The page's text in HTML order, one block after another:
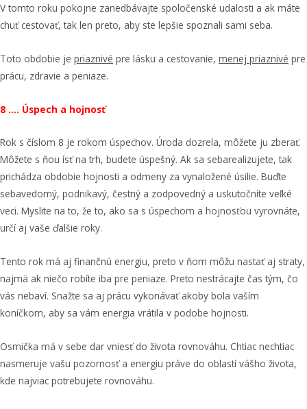
V tomto roku pokojne zanedbávajte spoločenské udalosti a ak máte
chuť cestovať, tak len preto, aby ste lepšie spoznali sami seba.
Toto obdobie je priaznivé pre lásku a cestovanie, menej priaznivé pre
prácu, zdravie a peniaze.
8 …. Úspech a hojnosť
Rok s číslom 8 je rokom úspechov. Úroda dozrela, môžete ju zberať.
Môžete s ňou ísť na trh, budete úspešný. Ak sa sebarealizujete, tak
prichádza obdobie hojnosti a odmeny za vynaložené úsilie. Buďte
sebavedomý, podnikavý, čestný a zodpovedný a uskutočníte veľké
veci. Myslite na to, že to, ako sa s úspechom a hojnosťou vyrovnáte,
určí aj vaše ďalšie roky.
Tento rok má aj finančnú energiu, preto v ňom môžu nastať aj straty,
najmä ak niečo robíte iba pre peniaze. Preto nestrácajte čas tým, čo
vás nebaví. Snažte sa aj prácu vykonávať akoby bola vaším
koníčkom, aby sa vám energia vrátila v podobe hojnosti.
Osmička má v sebe dar vniesť do života rovnováhu. Chtiac nechtiac
nasmeruje vašu pozornosť a energiu práve do oblastí vášho života,
kde najviac potrebujete rovnováhu.